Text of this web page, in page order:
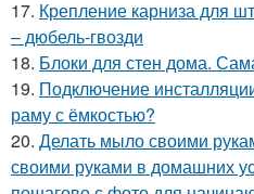
17. Крепление карниза для
– дюбель-гвозди
18. Блоки для стен дома.
19. Подключение
раму с ёмкостью?
20. Делать мыло своими
своими руками в домашних